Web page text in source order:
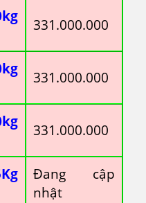
331.000.000
331.000.000
331.000.000
Đang cập
nhật